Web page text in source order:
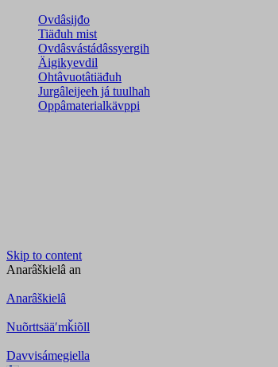
Ovdâsijđo
Tiäđuh mist
Ovdâsvástádâssyergih
Äigikyevdil
Ohtâvuotâtiäđuh
Jurgâleijeeh já tuulhah
Oppâmaterialkävppi
Skip to content
Anarâškielâ an
Anarâškielâ
Nuõrttsääʹmǩiõll
Davvisámegiella